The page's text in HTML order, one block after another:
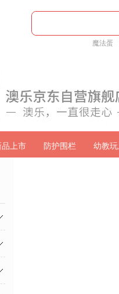
魔法蛋
品上市 防护围栏 幼教